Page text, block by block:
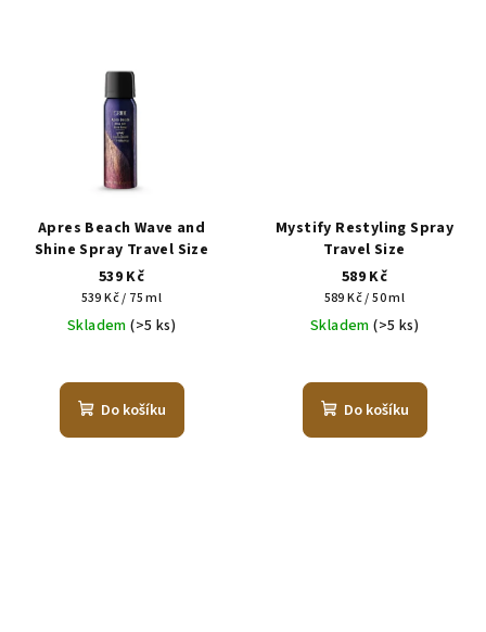
Apres Beach Wave and
Shine Spray Travel Size
539 Kč
Měrná
cena:
539 Kč / 75 ml
Skladem(>5 ks)
Do košíku
Mystify Restyling Spray
Travel Size
589 Kč
Měrná
cena:
589 Kč / 50 ml
Skladem(>5 ks)
Do košíku